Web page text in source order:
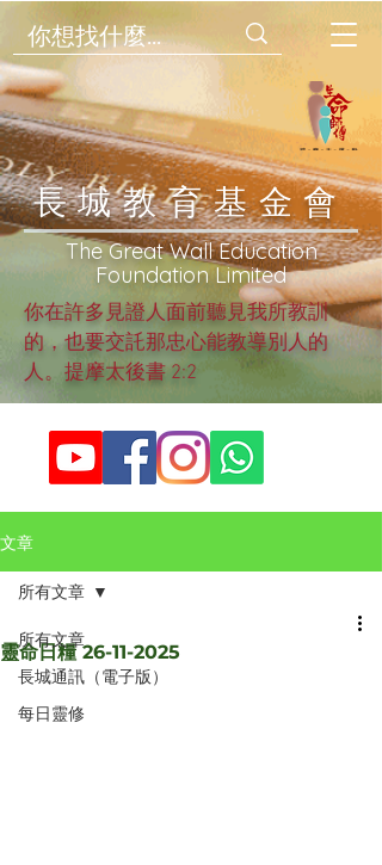
​長城教育基金會
​The Great Wall Education
Foundation Limited
你在許多見證人面前聽見我所教訓
的，也要交託那忠心能教導別人的
人。提摩太後書 2:2
文章
所有文章
長城通訊（電子版）
每日靈修
所有文章
靈命日糧 26-11-2025